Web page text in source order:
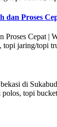
Proses
Cepat
topi jaring/
di
topi